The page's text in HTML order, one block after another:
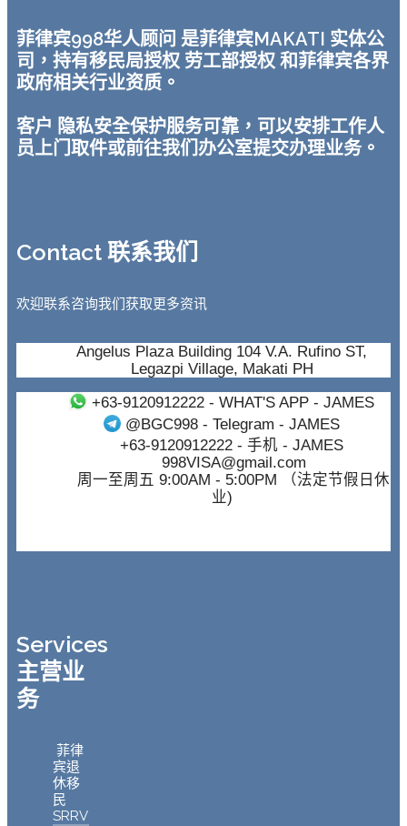
菲律宾998华人顾问 是菲律宾MAKATI 实体公
司，持有移民局授权 劳工部授权 和菲律宾各界
政府相关行业资质。
客户 隐私安全保护服务可靠，可以安排工作人
员上门取件或前往我们办公室提交办理业务。
Contact 联系我们
欢迎联系咨询我们获取更多资讯
Angelus Plaza Building 104 V.A. Rufino ST,
Legazpi Village, Makati PH
+63-9120912222- WHAT'S APP - JAMES
@BGC998 - Telegram - JAMES
+63-9120912222- 手机 - JAMES
998VISA@gmail.com
周一至周五 9:00AM - 5:00PM （法定节假日休
业)
Services
主营业
务
菲律
宾退
休移
民
SRRV